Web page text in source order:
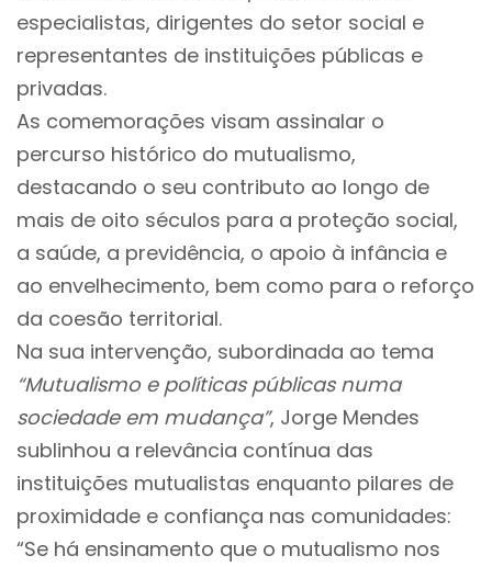
especialistas, dirigentes do setor social e
representantes de instituições públicas e
privadas.
As comemorações visam assinalar o
percurso histórico do mutualismo,
destacando o seu contributo ao longo de
mais de oito séculos para a proteção social,
a saúde, a previdência, o apoio à infância e
ao envelhecimento, bem como para o reforço
da coesão territorial.
Na sua intervenção, subordinada ao tema
“Mutualismo e políticas públicas numa
sociedade em mudança”, Jorge Mendes
sublinhou a relevância contínua das
instituições mutualistas enquanto pilares de
proximidade e confiança nas comunidades:
“Se há ensinamento que o mutualismo nos